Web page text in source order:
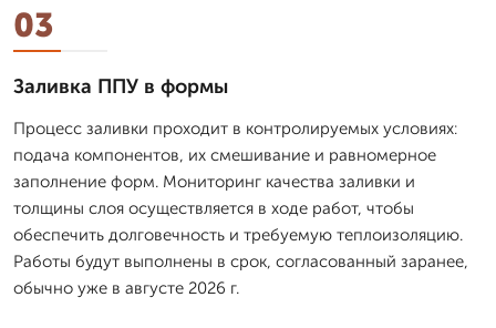
03
Заливка ППУ в формы
Процесс заливки проходит в контролируемых условиях:
подача компонентов, их смешивание и равномерное
заполнение форм. Мониторинг качества заливки и
толщины слоя осуществляется в ходе работ, чтобы
обеспечить долговечность и требуемую теплоизоляцию.
Работы будут выполнены в срок, согласованный заранее,
обычно уже в августе 2026 г.